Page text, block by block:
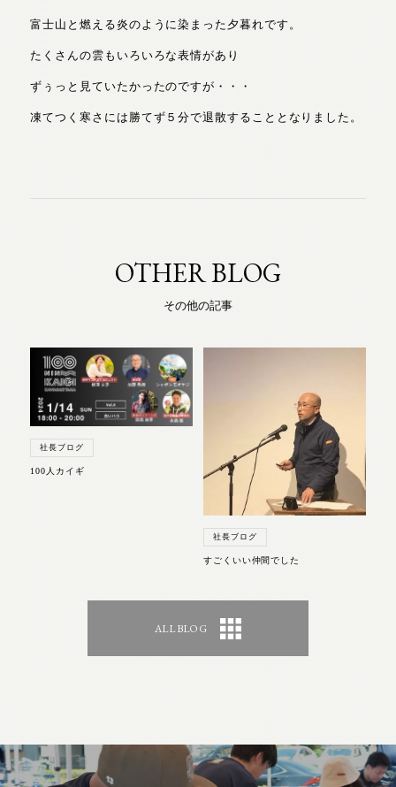
富士山と燃える炎のように染まった夕暮れです。
たくさんの雲もいろいろな表情があり
ずぅっと見ていたかったのですが・・・
凍てつく寒さには勝てず５分で退散することとなりました。
OTHER BLOG
その他の記事
社長ブログ
100人カイギ
社長ブログ
すごくいい仲間でした
ALL BLOG